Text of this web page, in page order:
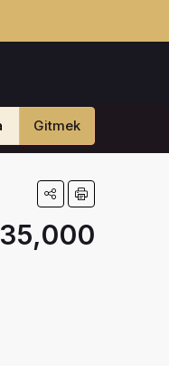
Gitmek